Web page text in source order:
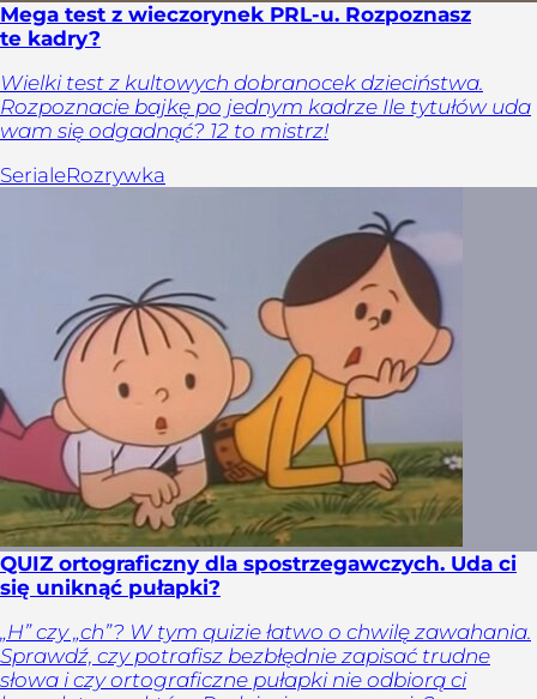
Mega test z wieczorynek PRL-u. Rozpoznasz
te kadry?
Wielki test z kultowych dobranocek dzieciństwa.
Rozpoznacie bajkę po jednym kadrze Ile tytułów uda
wam się odgadnąć? 12 to mistrz!
SerialeRozrywka
QUIZ ortograficzny dla spostrzegawczych. Uda ci
się uniknąć pułapki?
„H” czy „ch”? W tym quizie łatwo o chwilę zawahania.
Sprawdź, czy potrafisz bezbłędnie zapisać trudne
słowa i czy ortograficzne pułapki nie odbiorą ci